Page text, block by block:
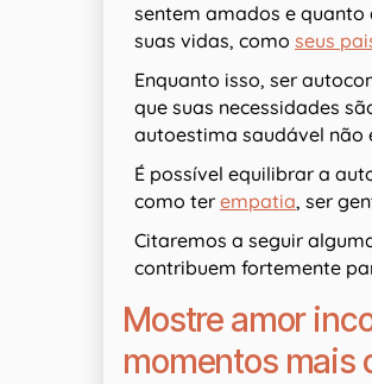
sentem amados e
suas vidas, como seus
Enquanto isso, ser
que suas necessidades
autoestima saudável não
É possível equilibrar a
como ter empatia, ser
Citaremos a seguir
contribuem fortemente
Mostre amor
momentos mais